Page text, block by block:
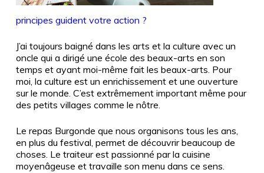
principes guident votre action ?
J’ai toujours baigné dans les arts et la culture avec un
oncle qui a dirigé une école des beaux-arts en son
temps et ayant moi-même fait les beaux-arts. Pour
moi, la culture est un enrichissement et une ouverture
sur le monde. C’est extrêmement important même pour
des petits villages comme le nôtre.
Le repas Burgonde que nous organisons tous les ans,
en plus du festival, permet de découvrir beaucoup de
choses. Le traiteur est passionné par la cuisine
moyenâgeuse et travaille son menu dans ce sens.